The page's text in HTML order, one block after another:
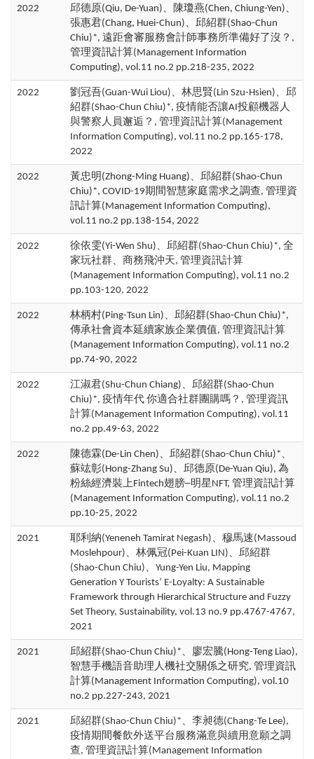
2022
邱德原(Qiu, De-Yuan)、陳瓊燕(Chen, Chiung-Yen)、
張惠君(Chang, Huei-Chun)、邱紹群(Shao-Chun
Chiu)*, 遠距會審服務會計師事務所準備好了沒？,
管理資訊計算(Management Information
Computing), vol.11 no.2 pp.218-235, 2022
2022
劉冠吾(Guan-Wui Liou)、林思賢(Lin Szu-Hsien)、邱
紹群(Shao-Chun Chiu)*, 疫情能否讓AI投顧機器人
與警察人員邂逅？, 管理資訊計算(Management
Information Computing), vol.11 no.2 pp.165-178,
2022
2022
黃忠明(Zhong-Ming Huang)、邱紹群(Shao-Chun
Chiu)*, COVID-19期間智慧家庭需求之調查, 管理資
訊計算(Management Information Computing),
vol.11 no.2 pp.138-154, 2022
2022
徐依雯(Yi-Wen Shu)、邱紹群(Shao-Chun Chiu)*, 全
家玩社群、商務飛沖天, 管理資訊計算
(Management Information Computing), vol.11 no.2
pp.103-120, 2022
2022
林柄村(Ping-Tsun Lin)、邱紹群(Shao-Chun Chiu)*,
傳承社會資本延續家族企業價值, 管理資訊計算
(Management Information Computing), vol.11 no.2
pp.74-90, 2022
2022
江淑君(Shu-Chun Chiang)、邱紹群(Shao-Chun
Chiu)*, 疫情年代 你適合社群團購嗎？, 管理資訊
計算(Management Information Computing), vol.11
no.2 pp.49-63, 2022
2022
陳德霖(De-Lin Chen)、邱紹群(Shao-Chun Chiu)*、
蘇竑彰(Hong-Zhang Su)、邱德原(De-Yuan Qiu), 為
粉絲經濟裝上Fintech翅膀─明星NFT, 管理資訊計算
(Management Information Computing), vol.11 no.2
pp.10-25, 2022
2021
耶利納(Yeneneh Tamirat Negash)、穆馬速(Massoud
Moslehpour)、林佩冠(Pei-Kuan LIN)、邱紹群
(Shao-Chun Chiu)、Yung-Yen Liu, Mapping
Generation Y Tourists’ E-Loyalty: A Sustainable
Framework through Hierarchical Structure and Fuzzy
Set Theory, Sustainability, vol.13 no.9 pp.4767-4767,
2021
2021
邱紹群(Shao-Chun Chiu)*、廖宏騰(Hong-Teng Liao),
智慧手機語音助理人機社交關係之研究, 管理資訊
計算(Management Information Computing), vol.10
no.2 pp.227-243, 2021
2021
邱紹群(Shao-Chun Chiu)*、李昶德(Chang-Te Lee),
疫情期間餐飲外送平台服務滿意與續用意願之調
查, 管理資訊計算(Management Information